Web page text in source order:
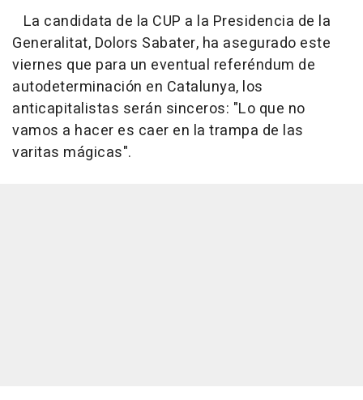
La candidata de la CUP a la Presidencia de la
Generalitat, Dolors Sabater, ha asegurado este
viernes que para un eventual referéndum de
autodeterminación en Catalunya, los
anticapitalistas serán sinceros: "Lo que no
vamos a hacer es caer en la trampa de las
varitas mágicas".